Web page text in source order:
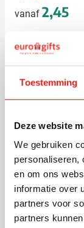
Toestemming
Deze website
We gebruiken
personaliseren,
en om ons
informatie over
partners voor
partners
vanaf 2,45
vanaf
Normale